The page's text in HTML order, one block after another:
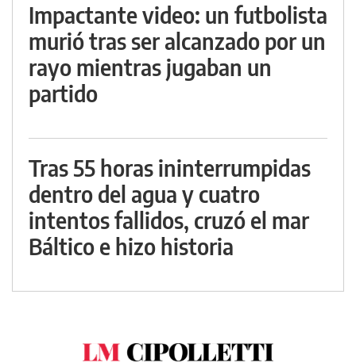
Impactante video: un futbolista
murió tras ser alcanzado por un
rayo mientras jugaban un
partido
Tras 55 horas ininterrumpidas
dentro del agua y cuatro
intentos fallidos, cruzó el mar
Báltico e hizo historia